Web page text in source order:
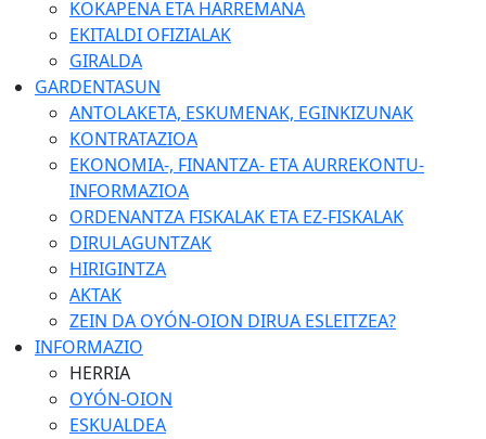
KOKAPENA ETA HARREMANA
EKITALDI OFIZIALAK
GIRALDA
GARDENTASUN
ANTOLAKETA, ESKUMENAK, EGINKIZUNAK
KONTRATAZIOA
EKONOMIA-, FINANTZA- ETA AURREKONTU-
INFORMAZIOA
ORDENANTZA FISKALAK ETA EZ-FISKALAK
DIRULAGUNTZAK
HIRIGINTZA
AKTAK
ZEIN DA OYÓN-OION DIRUA ESLEITZEA?
INFORMAZIO
HERRIA
OYÓN-OION
ESKUALDEA